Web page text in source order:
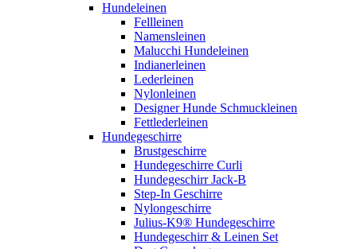
Hundeleinen
Fellleinen
Namensleinen
Malucchi Hundeleinen
Indianerleinen
Lederleinen
Nylonleinen
Designer Hunde Schmuckleinen
Fettlederleinen
Hundegeschirre
Brustgeschirre
Hundegeschirre Curli
Hundegeschirr Jack-B
Step-In Geschirre
Nylongeschirre
Julius-K9® Hundegeschirre
Hundegeschirr & Leinen Set